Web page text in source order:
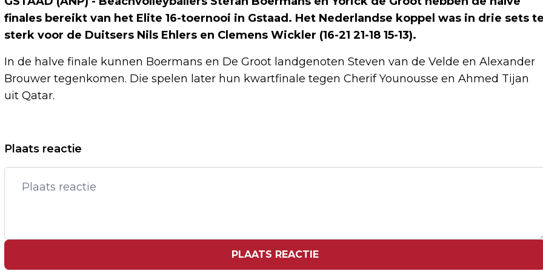
finales bereikt van het Elite 16-toernooi in Gstaad. Het Nederlandse koppel was in drie sets
sterk voor de Duitsers Nils Ehlers en Clemens Wickler (16-21 21-18 15-13).
In de halve finale kunnen Boermans en De Groot landgenoten Steven van de Velde en Alexander
Brouwer tegenkomen. Die spelen later hun kwartfinale tegen Cherif Younousse en Ahmed Tijan
uit Qatar.
Vorig artikel
TOPMAN TOTALENERGIES: EUROPA KAN
VANAF 2028 ZONDER RUSSISCH GAS
PETRONAS BEGINT MET OLIEBORINGEN
Plaats reactie
PLAATS REACTIE